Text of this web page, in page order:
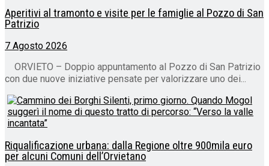
Aperitivi al tramonto e visite per le famiglie al Pozzo di San
Patrizio
7 Agosto 2026
ORVIETO – Doppio appuntamento al Pozzo di San Patrizio
con due nuove iniziative pensate per valorizzare uno dei...
Riqualificazione urbana: dalla Regione oltre 900mila euro
per alcuni Comuni dell’Orvietano